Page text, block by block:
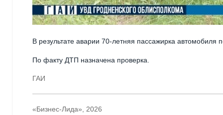
В результате аварии 70-летняя пассажирка
По факту ДТП назначена проверка.
ГАИ
«Бизнес-Лида», 2026